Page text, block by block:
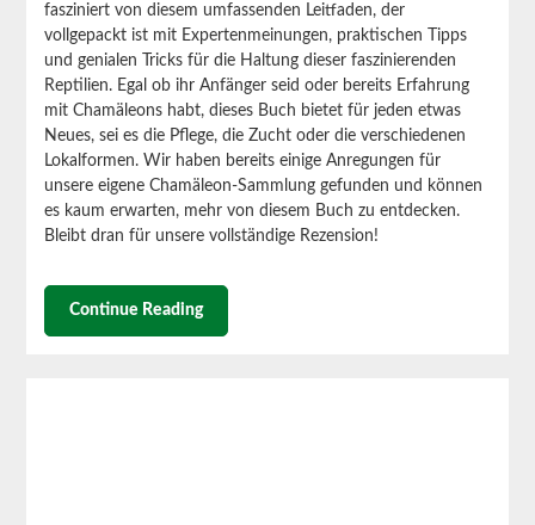
fasziniert von diesem umfassenden Leitfaden, der
vollgepackt ist mit Expertenmeinungen, praktischen Tipps
und genialen Tricks für die Haltung dieser faszinierenden
Reptilien. Egal ob ihr Anfänger seid oder bereits Erfahrung
mit Chamäleons habt, dieses Buch bietet für jeden etwas
Neues, sei es die Pflege, die Zucht oder die verschiedenen
Lokalformen. Wir haben bereits einige Anregungen für
unsere eigene Chamäleon-Sammlung gefunden und können
es kaum erwarten, mehr von diesem Buch zu entdecken.
Bleibt dran für unsere vollständige Rezension!
Continue Reading